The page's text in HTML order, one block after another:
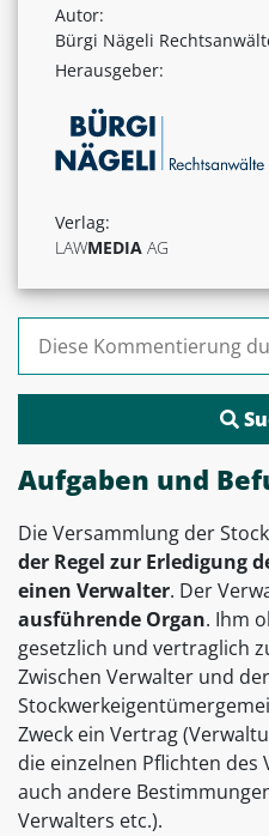
Autor:
Bürgi Nägeli
Herausgeber:
Verlag:
LAWMEDIA AG
Suchen nach:
Aufgaben und
Die Versammlung der
der Regel zur Erledigung
einen Verwalter. Der
ausführende Organ. Ihm
gesetzlich und vertraglich
Zwischen Verwalter und der
Zweck ein Vertrag
die einzelnen Pflichten des
auch andere
Verwalters etc.).